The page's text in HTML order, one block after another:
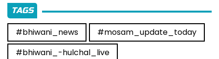
TAGS
#bhiwani_news
#mosam_update_today
#bhiwani_-hulchal_live